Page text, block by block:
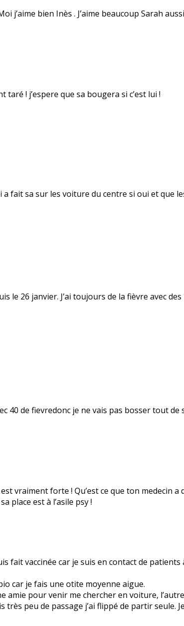
j’aime bien Inès . J’aime beaucoup Sarah aussi
taré ! j’espere que sa bougera si c’est lui !
fait sa sur les voiture du centre si oui et que
le 26 janvier. J’ai toujours de la fièvre avec des
40 de fievredonc je ne vais pas bosser tout de
vraiment forte ! Qu’est ce que ton medecin a
place est à l’asile psy !
fait vaccinée car je suis en contact de
car je fais une otite moyenne aigue.
amie pour venir me chercher en voiture,
peu de passage j’ai flippé de partir seule.